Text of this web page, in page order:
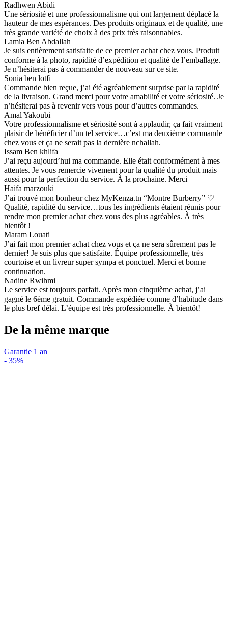
Radhwen Abidi
Une sériosité et une professionnalisme qui ont largement déplacé la
hauteur de mes espérances. Des produits originaux et de qualité, une
très grande variété de choix à des prix très raisonnables.
Lamia Ben Abdallah
Je suis entièrement satisfaite de ce premier achat chez vous. Produit
conforme à la photo, rapidité d’expédition et qualité de l’emballage.
Je n’hésiterai pas à commander de nouveau sur ce site.
Sonia ben lotfi
Commande bien reçue, j’ai été agréablement surprise par la rapidité
de la livraison. Grand merci pour votre amabilité et votre sériosité. Je
n’hésiterai pas à revenir vers vous pour d’autres commandes.
Amal Yakoubi
Votre professionnalisme et sériosité sont à applaudir, ça fait vraiment
plaisir de bénéficier d’un tel service…c’est ma deuxième commande
chez vous et ça ne serait pas la dernière nchallah.
Issam Ben khlifa
J’ai reçu aujourd’hui ma commande. Elle était conformément à mes
attentes. Je vous remercie vivement pour la qualité du produit mais
aussi pour la perfection du service. À la prochaine. Merci
Haifa marzouki
J’ai trouvé mon bonheur chez MyKenza.tn “Montre Burberry” ♡
Qualité, rapidité du service…tous les ingrédients étaient réunis pour
rendre mon premier achat chez vous des plus agréables. À très
bientôt !
Maram Louati
J’ai fait mon premier achat chez vous et ça ne sera sûrement pas le
dernier! Je suis plus que satisfaite. Équipe professionnelle, très
courtoise et un livreur super sympa et ponctuel. Merci et bonne
continuation.
Nadine Rwihmi
Le service est toujours parfait. Après mon cinquième achat, j’ai
gagné le 6ème gratuit. Commande expédiée comme d’habitude dans
le plus bref délai. L’équipe est très professionnelle. À bientôt!
De la même marque
Garantie 1 an
- 35%